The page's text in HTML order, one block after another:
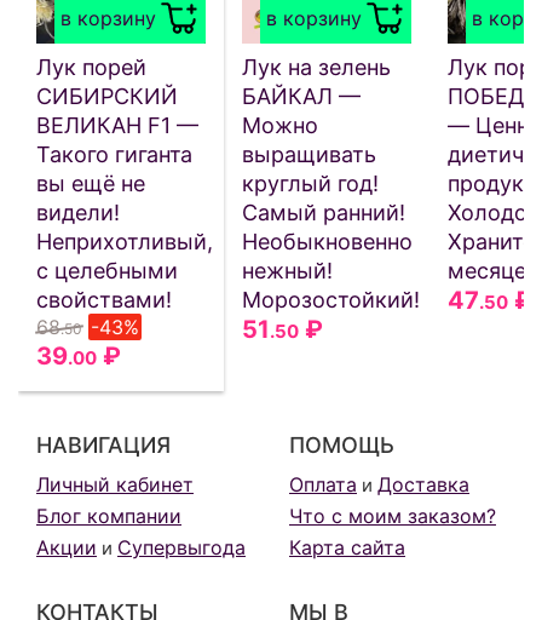
в корзину
Лук порей
СИБИРСКИЙ
ВЕЛИКАН F1 —
Такого гиганта
вы ещё не
видели!
Неприхотливый,
с целебными
свойствами!
68.50 -43%
39.00 ₽
в корзину
Лук на зелень
БАЙКАЛ —
Можно
выращивать
круглый год!
Самый ранний!
Необыкновенно
нежный!
Морозостойкий!
51.50 ₽
в
Лук
—
продукт!
47.50 ₽
НАВИГАЦИЯ
Личный кабинет
Блог компании
Акции и Супервыгода
ПОМОЩЬ
Оплата и Доставка
Что с моим заказом?
Карта сайта
КОНТАКТЫ МЫ В